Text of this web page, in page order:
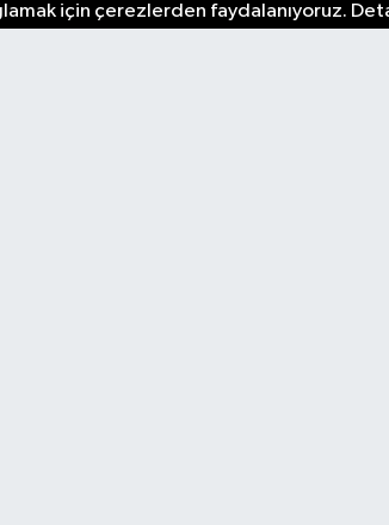
için çerezlerden faydalanıyoruz.